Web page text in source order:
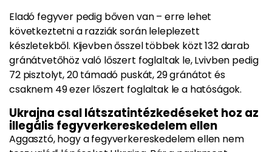
Eladó fegyver pedig bőven van – erre lehet
következtetni a razziák során leleplezett
készletekből. Kijevben ősszel többek közt 132 darab
gránátvetőhöz való lőszert foglaltak le, Lvivben pedig
72 pisztolyt, 20 támadó puskát, 29 gránátot és
csaknem 49 ezer lőszert foglaltak le a hatóságok.
Ukrajna csal látszatintézkedéseket hoz az
illegális fegyverkereskedelem ellen
Aggasztó, hogy a fegyverkereskedelem ellen nem